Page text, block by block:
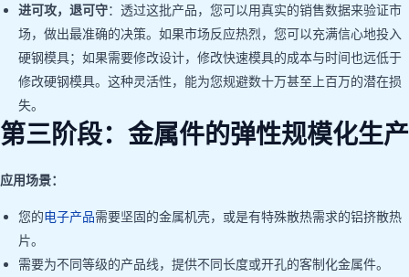
进可攻，退可守：透过这批产品，您可以用真实的销售数据来验证市
场，做出最准确的决策。如果市场反应热烈，您可以充满信心地投入
硬钢模具；如果需要修改设计，修改快速模具的成本与时间也远低于
修改硬钢模具。这种灵活性，能为您规避数十万甚至上百万的潜在损
失。
第三阶段：金属件的弹性规模化生产
应用场景：
您的电子产品需要坚固的金属机壳，或是有特殊散热需求的铝挤散热
片。
需要为不同等级的产品线，提供不同长度或开孔的客制化金属件。